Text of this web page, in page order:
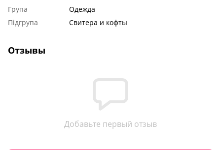
Група
Одежда
Підгрупа
Свитера и кофты
Отзывы
Добавьте первый отзыв